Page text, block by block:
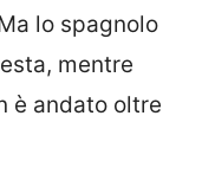
lo spagnolo
mentre
è andato oltre